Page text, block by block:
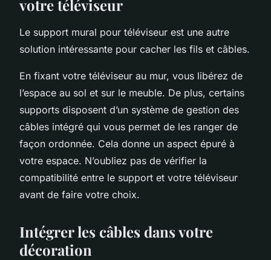
votre téléviseur
Le support mural pour téléviseur est une autre
solution intéressante pour cacher les fils et câbles.
En fixant votre téléviseur au mur, vous libérez de
l’espace au sol et sur le meuble. De plus, certains
supports disposent d’un système de gestion des
câbles intégré qui vous permet de les ranger de
façon ordonnée. Cela donne un aspect épuré à
votre espace. N’oubliez pas de vérifier la
compatibilité entre le support et votre téléviseur
avant de faire votre choix.
Intégrer les câbles dans votre
décoration